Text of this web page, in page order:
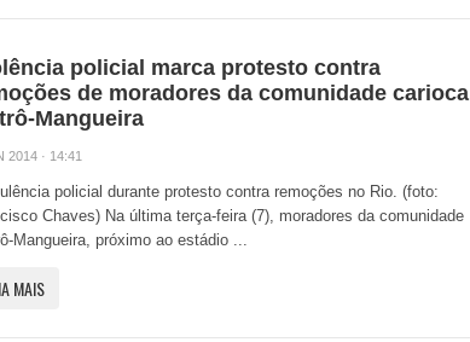
policial marca protesto contra
de moradores da comunidade carioca
Mangueira
2014 · 14:41
policial durante protesto contra remoções no Rio. (foto:
Chaves) Na última terça-feira (7), moradores da comunidade
Mangueira, próximo ao estádio ...
MAIS